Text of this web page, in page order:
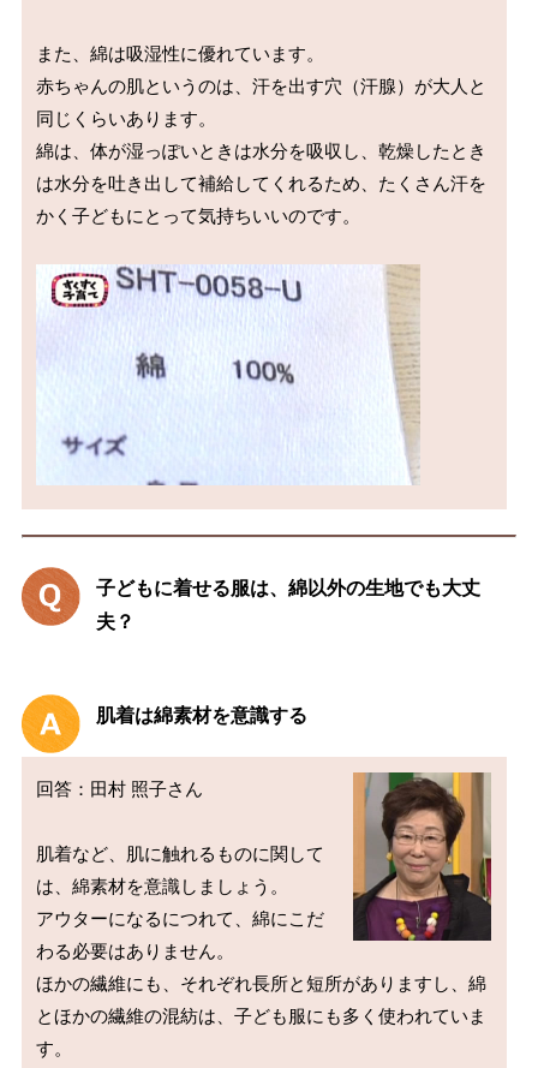
また、綿は吸湿性に優れています。
赤ちゃんの肌というのは、汗を出す穴（汗腺）が大人と
同じくらいあります。
綿は、体が湿っぽいときは水分を吸収し、乾燥したとき
は水分を吐き出して補給してくれるため、たくさん汗を
かく子どもにとって気持ちいいのです。
子どもに着せる服は、綿以外の生地でも大丈
夫？
肌着は綿素材を意識する
回答：田村 照子さん
肌着など、肌に触れるものに関して
は、綿素材を意識しましょう。
アウターになるにつれて、綿にこだ
わる必要はありません。
ほかの繊維にも、それぞれ長所と短所がありますし、綿
とほかの繊維の混紡は、子ども服にも多く使われていま
す。